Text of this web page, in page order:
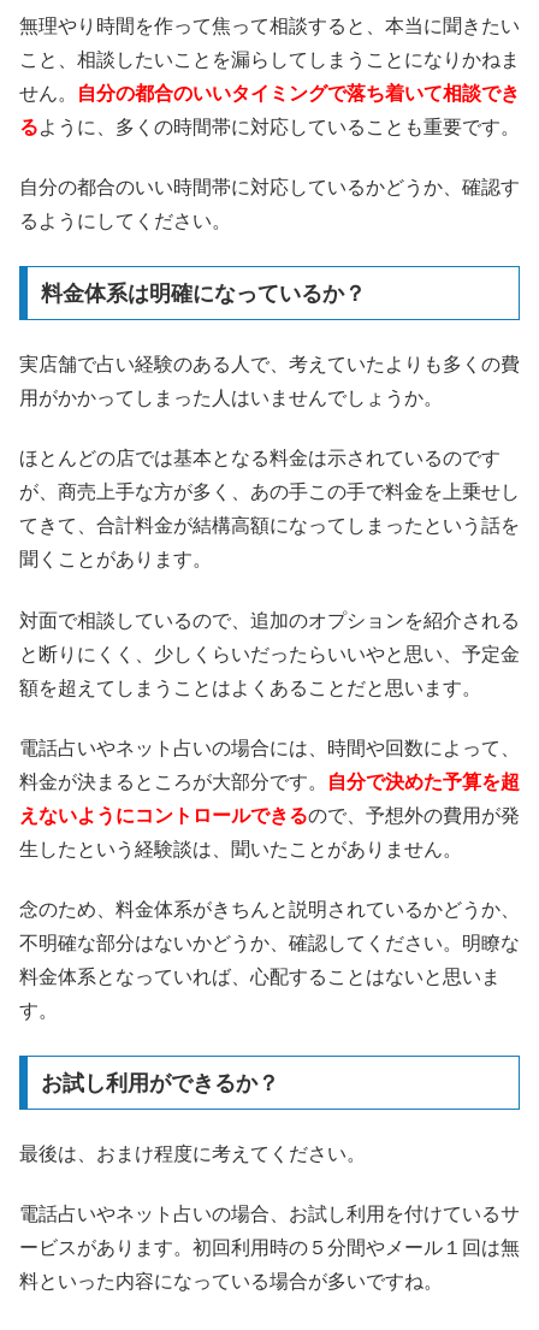
無理やり時間を作って焦って相談すると、本当に聞きたい
こと、相談したいことを漏らしてしまうことになりかねま
せん。
自分の都合のいいタイミングで落ち着いて相談でき
るように、多くの時間帯に対応していることも重要です。
自分の都合のいい時間帯に対応しているかどうか、確認す
るようにしてください。
料金体系は明確になっているか？
実店舗で占い経験のある人で、考えていたよりも多くの費
用がかかってしまった人はいませんでしょうか。
ほとんどの店では基本となる料金は示されているのです
が、商売上手な方が多く、あの手この手で料金を上乗せし
てきて、合計料金が結構高額になってしまったという話を
聞くことがあります。
対面で相談しているので、追加のオプションを紹介される
と断りにくく、少しくらいだったらいいやと思い、予定金
額を超えてしまうことはよくあることだと思います。
電話占いやネット占いの場合には、時間や回数によって、
料金が決まるところが大部分です。
自分で決めた予算を超
えないようにコントロールできるので、予想外の費用が発
生したという経験談は、聞いたことがありません。
念のため、料金体系がきちんと説明されているかどうか、
不明確な部分はないかどうか、確認してください。明瞭な
料金体系となっていれば、心配することはないと思いま
す。
お試し利用ができるか？
最後は、おまけ程度に考えてください。
電話占いやネット占いの場合、お試し利用を付けているサ
ービスがあります。初回利用時の５分間やメール１回は無
料といった内容になっている場合が多いですね。